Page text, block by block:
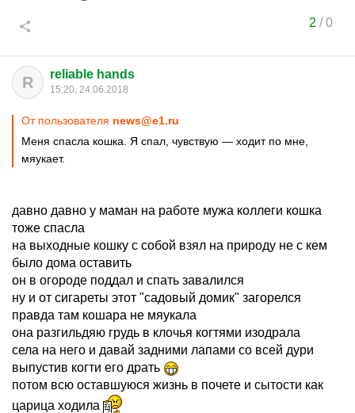
2 /0
R reliable hands
15:20, 24.06.2018
От пользователя news@e1.ru
Меня спасла кошка. Я спал, чувствую — ходит по мне,
мяукает.
давно давно у маман на работе мужа коллеги кошка
тоже спасла
на выходные кошку с собой взял на природу не с кем
было дома оставить
он в огороде поддал и спать завалился
ну и от сигареты этот "садовый домик" загорелся
правда там кошара не мяукала
она разгильдяю грудь в клочья когтями изодрала
села на него и давай задними лапами со всей дури
выпустив когти его драть
потом всю оставшуюся жизнь в почете и сытости как
царица ходила